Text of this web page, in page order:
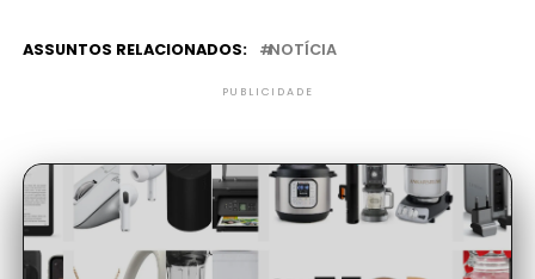
ASSUNTOS RELACIONADOS: NOTÍCIA
PUBLICIDADE